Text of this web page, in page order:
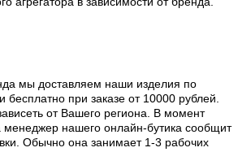
мы доставляем наши изделия по
бесплатно при заказе от 10000 рублей.
от Вашего региона. В момент
менеджер нашего онлайн-бутика сообщит
Обычно она занимает 1-3 рабочих